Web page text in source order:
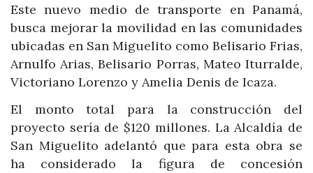
Este nuevo medio de transporte en Panamá,
busca mejorar la movilidad en las comunidades
ubicadas en San Miguelito como Belisario Frias,
Arnulfo Arias, Belisario Porras, Mateo Iturralde,
Victoriano Lorenzo y Amelia Denis de Icaza.
El monto total para la construcción del
proyecto sería de $120 millones. La Alcaldía de
San Miguelito adelantó que para esta obra se
ha considerado la figura de concesión